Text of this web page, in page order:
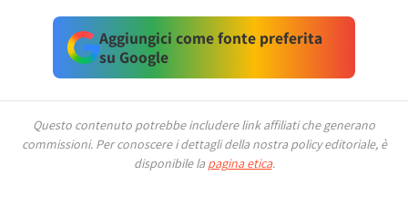
Aggiungici come fonte preferita
su Google
Questo contenuto potrebbe includere link affiliati che generano
commissioni. Per conoscere i dettagli della nostra policy editoriale, è
disponibile la pagina etica.